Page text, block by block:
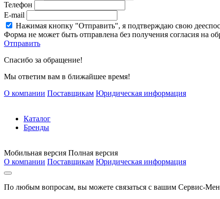
Телефон
E-mail
Нажимая кнопку "Отправить", я подтверждаю свою
Форма не может быть отправлена без получения согласия на
Отправить
Спасибо за обращение!
Мы ответим вам в ближайшее время!
О компании Поставщикам Юридическая информация
Каталог
Бренды
Мобильная версия Полная версия
О компании Поставщикам Юридическая информация
По любым вопросам, вы можете связаться с вашим Сервис-